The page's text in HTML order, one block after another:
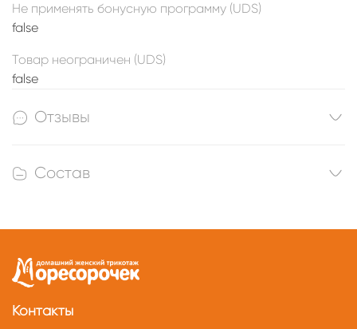
Не применять бонусную программу (UDS)
false
Товар неограничен (UDS)
false
Отзывы
Состав
Контакты